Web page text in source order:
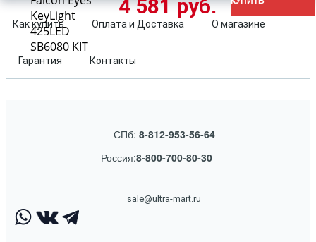
Как купить Оплата и Доставка О магазине
Гарантия Контакты
СПб: 8-812-953-56-64
Россия:8-800-700-80-30
sale@ultra-mart.ru
KeyLight
425LED
SB6080 KIT
4 581 руб.